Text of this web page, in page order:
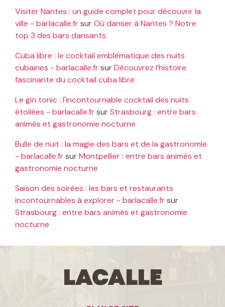
Visiter Nantes : un guide complet pour découvrir la
ville - barlacalle.frsurOù danser à Nantes ? Notre
top 3 des bars dansants
Cuba libre : le cocktail emblématique des nuits
cubaines - barlacalle.frsurDécouvrez l’histoire
fascinante du cocktail cuba libre
Le gin tonic : l'incontournable cocktail des nuits
étoilées - barlacalle.frsurStrasbourg : entre bars
animés et gastronomie nocturne
Bulle de nuit : la magie des bars et de la gastronomie
- barlacalle.frsurMontpellier : entre bars animés et
gastronomie nocturne
Saison des soirées : les bars et restaurants
incontournables à explorer - barlacalle.frsur
Strasbourg : entre bars animés et gastronomie
nocturne
LaCalle